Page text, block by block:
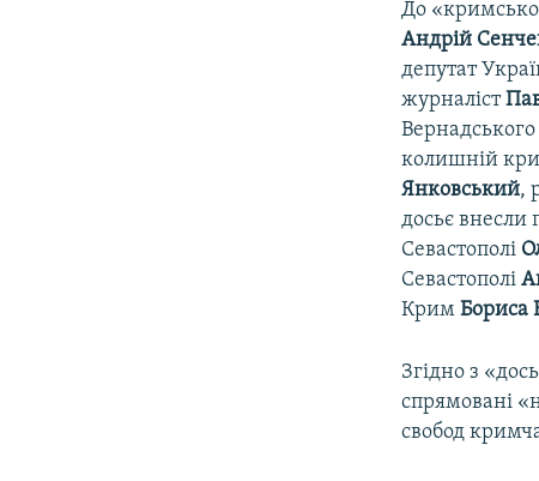
До
Андрій
депутат
журналіст
колишній
Янковський,
досьє внесли
Севастополі
Севастополі
КримБориса
Згідно з
спрямовані
свобод